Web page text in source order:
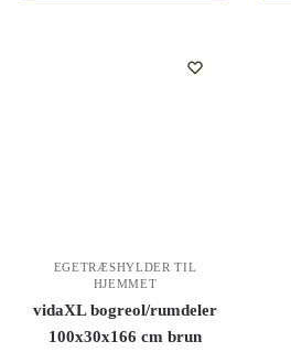
EGETRÆSHYLDER TIL
HJEMMET
vidaXL bogreol/rumdeler
100x30x166 cm brun